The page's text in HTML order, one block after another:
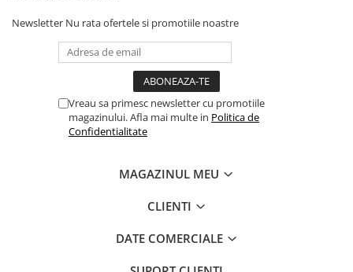
Newsletter Nu rata ofertele si promotiile noastre
Vreau sa primesc newsletter cu promotiile
magazinului. Afla mai multe in Politica de
Confidentialitate
MAGAZINUL MEU
CLIENTI
DATE COMERCIALE